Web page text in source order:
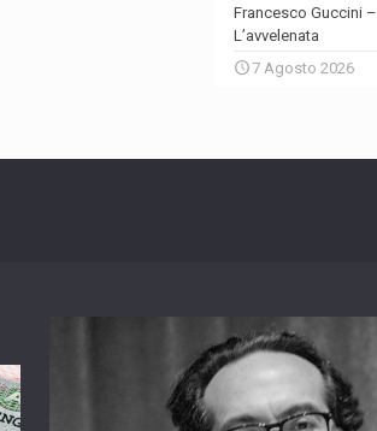
Francesco Guccini –
L’avvelenata
7 Agosto 2026